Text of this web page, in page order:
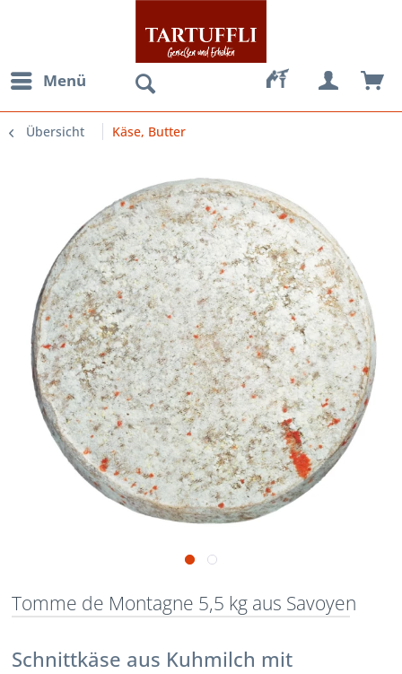
Menü
Übersicht Käse, Butter
Tomme de Montagne 5,5 kg aus Savoyen
Schnittkäse aus Kuhmilch mit